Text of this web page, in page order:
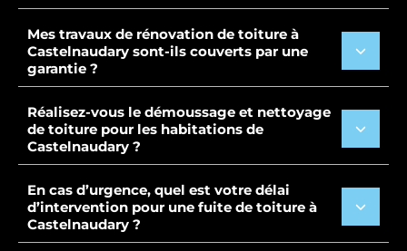
Mes travaux de rénovation de toiture à
Castelnaudary sont-ils couverts par une
garantie ?
Réalisez-vous le démoussage et nettoyage
de toiture pour les habitations de
Castelnaudary ?
En cas d’urgence, quel est votre délai
d’intervention pour une fuite de toiture à
Castelnaudary ?